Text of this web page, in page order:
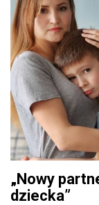
„Nowy
dziecka”